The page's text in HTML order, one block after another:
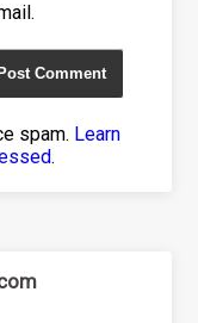
spam. Learn
.